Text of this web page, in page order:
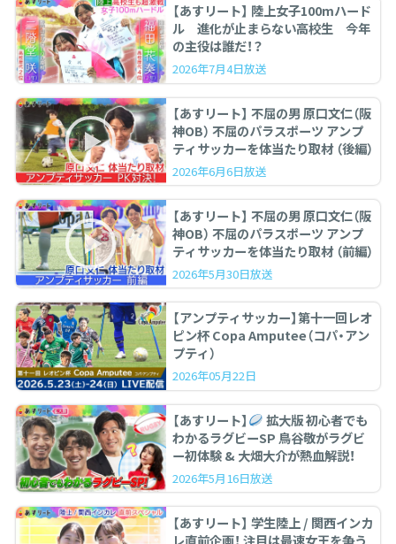
【あすリート】 陸上女子100mハード
ル 進化が止まらない高校生 今年
の主役は誰だ！？
2026年7月4日放送
【あすリート】 不屈の男 原口文仁（阪
神OB） 不屈のパラスポーツ アンプ
ティサッカーを体当たり取材 （後編）
2026年6月6日放送
【あすリート】 不屈の男 原口文仁（阪
神OB） 不屈のパラスポーツ アンプ
ティサッカーを体当たり取材 （前編）
2026年5月30日放送
【アンプティサッカー】第十一回レオ
ピン杯 Copa Amputee（コパ・アン
プティ）
2026年05月22日
【あすリート】
拡大版 初心者でも
わかるラグビーSP 鳥谷敬がラグビ
ー初体験 & 大畑大介が熱血解説！
2026年5月16日放送
【あすリート】 学生陸上 / 関西インカ